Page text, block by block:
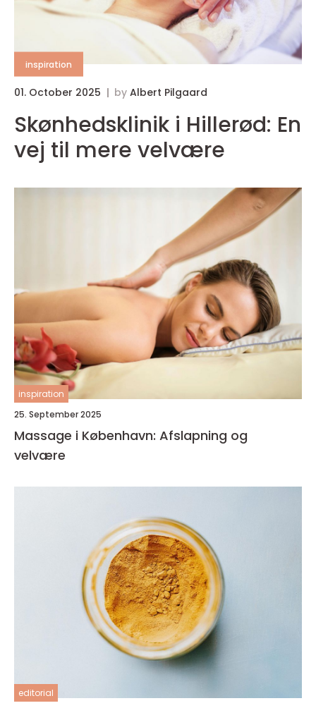
inspiration
01. October 2025 by Albert Pilgaard
Skønhedsklinik i Hillerød: En
vej til mere velvære
inspiration
25. September 2025
Massage i København: Afslapning og
velvære
editorial